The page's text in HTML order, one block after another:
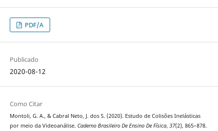
PDF/A
Publicado
2020-08-12
Como Citar
Montoli, G. A., & Cabral Neto, J. dos S. (2020). Estudo de Colisões Inelásticas
por meio da Videoanálise. Caderno Brasileiro De Ensino De Física, 37(2), 865–878.